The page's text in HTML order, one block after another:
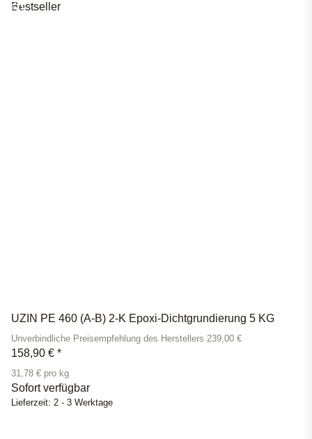
Bestseller
UZIN PE 460 (A-B) 2-K Epoxi-Dichtgrundierung 5 KG
Unverbindliche Preisempfehlung des Herstellers 239,00 €
158,90 € *
31,78 € pro kg
Sofort verfügbar
Lieferzeit: 2 - 3 Werktage